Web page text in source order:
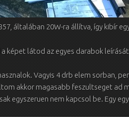
általában 20W-ra állítva, így kibír
képet látod az egyes darabok
Vagyis 4 drb elem sorban,
akkor magasabb feszultseget ad
egyszeruen nem kapcsol be. Egy